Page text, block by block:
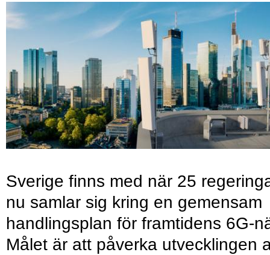
Sverige finns med när 25
nu samlar sig kring en gemensam
handlingsplan för framtidens 6G-
Målet är att påverka utvecklingen